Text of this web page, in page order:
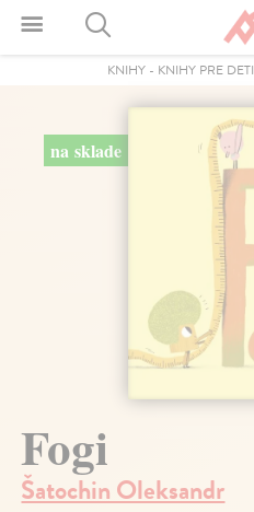
KNIHY - KNIHY PRE DETI
na sklade
Fogi
Šatochin Oleksandr